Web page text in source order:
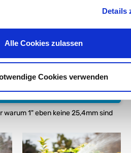
Details
Alle Cookies zulassen
Cookies verwenden
Fakten
1" eben keine 25,4mm sind